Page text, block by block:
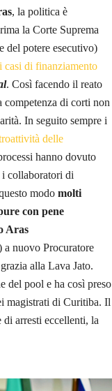
, la politica è
la Corte Suprema
del potere esecutivo)
i casi di finanziamento
. Così facendo il reato
competenza di corti non
In seguito sempre i
delle
hanno dovuto
i collaboratori di
modo molti
con pene
Aras
a nuovo Procuratore
alla Lava Jato.
del pool e ha così preso
magistrati di Curitiba. Il
arresti eccellenti, la